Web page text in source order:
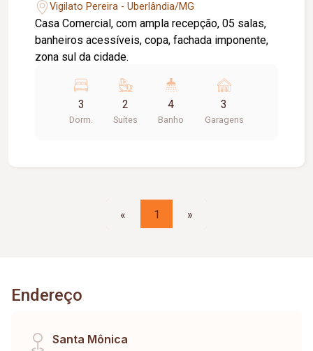
Vigilato Pereira - Uberlândia/MG
Casa Comercial, com ampla recepção, 05 salas,
banheiros acessíveis, copa, fachada imponente,
zona sul da cidade.
3
Dorm.
2
Suítes
4
Banho
3
Garagens
« 1 »
Endereço
Santa Mônica